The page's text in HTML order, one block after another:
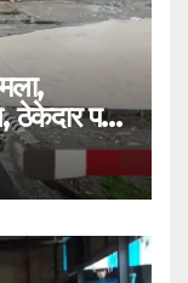
ठेकेदार पर